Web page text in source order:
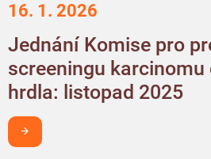
16. 1. 2026
Jednání Komise pro
screeningu karcinomu
hrdla: listopad 2025